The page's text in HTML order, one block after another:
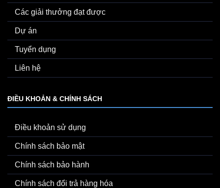
Các giải thưởng đạt được
Dự án
Tuyển dụng
Liên hệ
ĐIỀU KHOẢN & CHÍNH SÁCH
Điều khoản sử dụng
Chính sách bảo mật
Chính sách bảo hành
Chính sách đổi trả hàng hóa